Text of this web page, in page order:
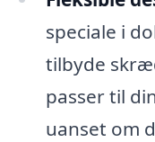
speciale i
tilbyde
passer til
uanset om